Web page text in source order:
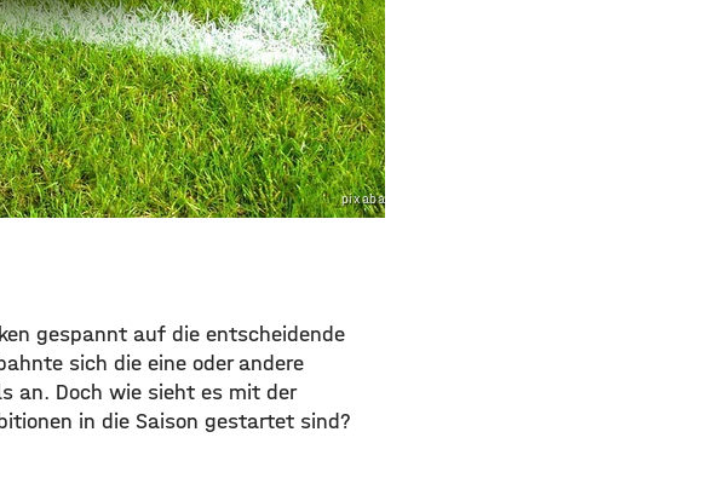
pixabay.com
gespannt auf die entscheidende
sich die eine oder andere
an. Doch wie sieht es mit der
in die Saison gestartet sind?